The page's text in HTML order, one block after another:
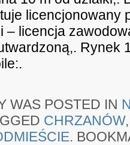
licencjonowany
– licencja
Rynek
WAS POSTED IN
CHRZANÓW
.